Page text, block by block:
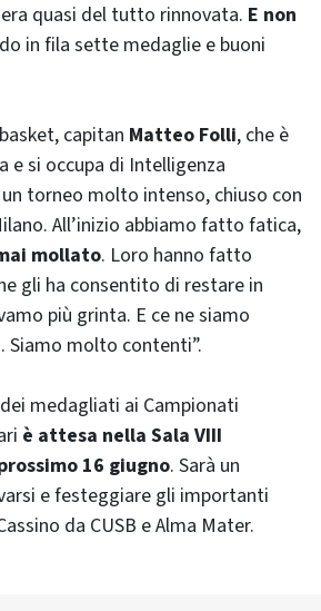
quasi del tutto rinnovata. E non
in fila sette medaglie e buoni
capitan Matteo Folli, che è
e si occupa di Intelligenza
torneo molto intenso, chiuso con
All’inizio abbiamo fatto fatica,
mollato. Loro hanno fatto
gli ha consentito di restare in
più grinta. E ce ne siamo
Siamo molto contenti”.
medagliati ai Campionati
è attesa nella Sala VIII
16 giugno. Sarà un
e festeggiare gli importanti
da CUSB e Alma Mater.